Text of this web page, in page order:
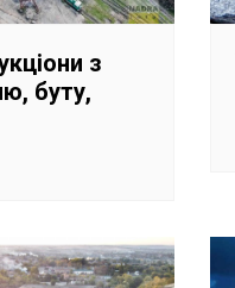
з
буту,